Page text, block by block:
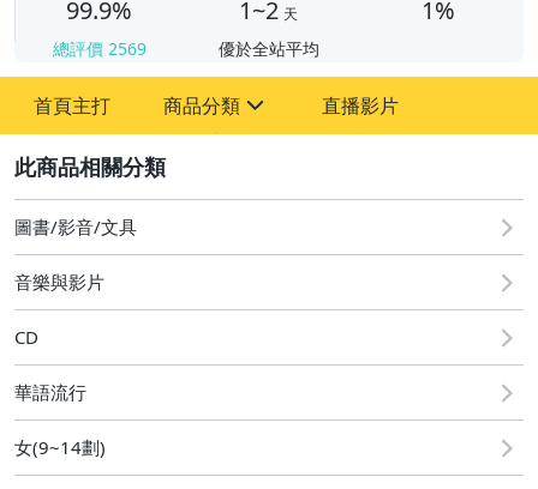
99.9%
總評價 2569
1~2 天
優於全站平均
1%
首頁主打 商品分類
家具
書.畫作品
雕刻.工藝品
玉.石.印材.水晶
陶.瓷器.花瓶.茶壺
直播影片
圖書/影音/文具
音樂與影片
CD
華語流行
女(9~14劃)